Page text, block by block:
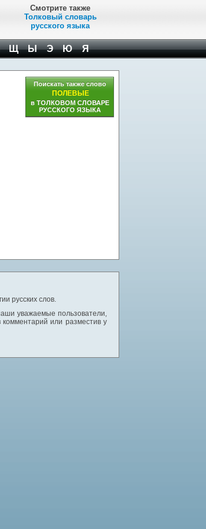
Смотрите также
Толковый словарь
русского языка
Щ Ы Э Ю Я
Поискать также слово
ПОЛЕВЫЕ
в ТОЛКОВОМ СЛОВАРЕ
РУССКОГО ЯЗЫКА
русских слов.
уважаемые пользователи,
или разместив у